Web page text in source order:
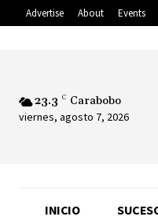
Advertise About Events
23.3 C Carabobo
viernes, agosto 7, 2026
INICIO